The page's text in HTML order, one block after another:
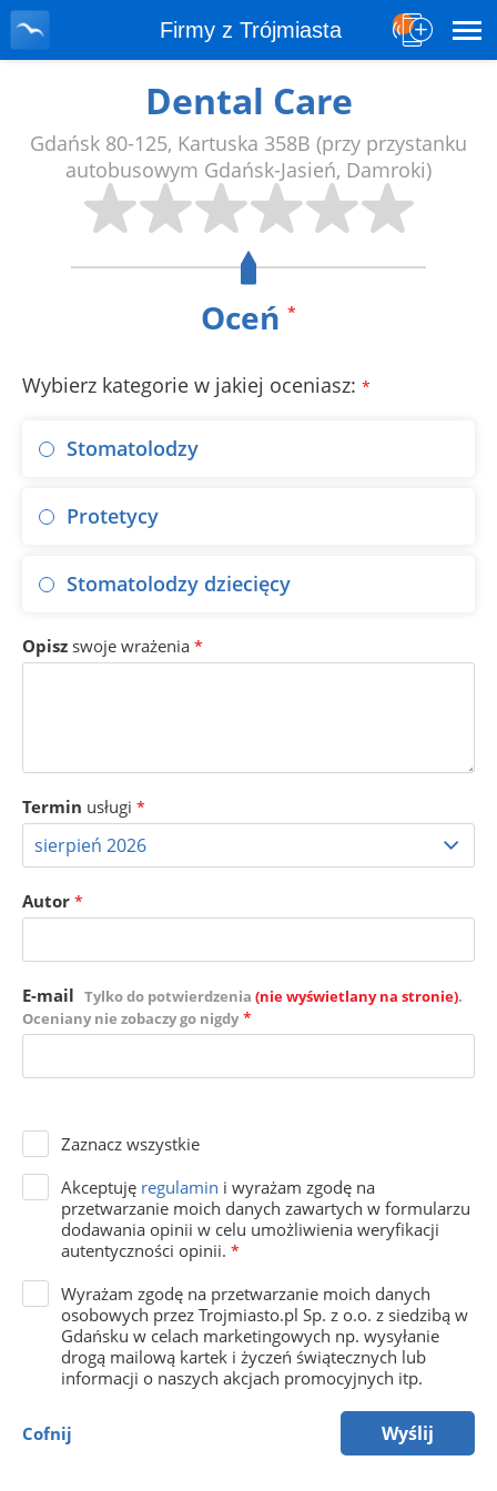
Firmy z Trójmiasta
Dental Care
Gdańsk 80-125, Kartuska 358B (przy przystanku
autobusowym Gdańsk-Jasień, Damroki)
Oceń *
Wybierz kategorie w jakiej oceniasz: *
Stomatolodzy
Protetycy
Stomatolodzy dziecięcy
Opisz swoje wrażenia *
Termin usługi *
Autor *
E-mail Tylko do potwierdzenia (nie wyświetlany na stronie).
Oceniany nie zobaczy go nigdy *
Zaznacz wszystkie
Akceptuję regulamin i wyrażam zgodę na
przetwarzanie moich danych zawartych w formularzu
dodawania opinii w celu umożliwienia weryfikacji
autentyczności opinii. *
Wyrażam zgodę na przetwarzanie moich danych
osobowych przez Trojmiasto.pl Sp. z o.o. z siedzibą w
Gdańsku w celach marketingowych np. wysyłanie
drogą mailową kartek i życzeń świątecznych lub
informacji o naszych akcjach promocyjnych itp.
Cofnij Wyślij